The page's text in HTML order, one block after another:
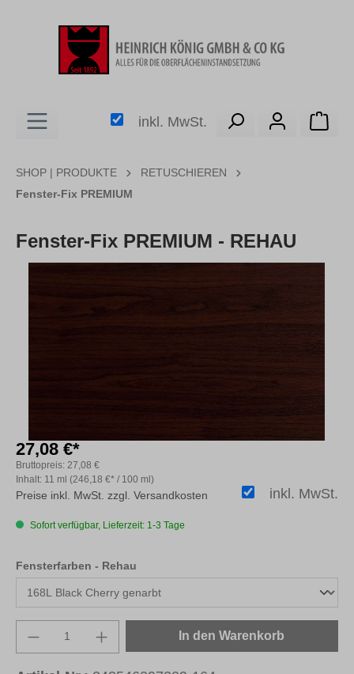
inkl. MwSt.
SHOP | PRODUKTE
RETUSCHIEREN
Fenster-Fix PREMIUM
Fenster-Fix PREMIUM - REHAU
27,08 €*
Inhalt: 11 ml (246,18 €* / 100 ml)
Bruttopreis: 27,08 €
inkl. MwSt.
Preise inkl. MwSt. zzgl. Versandkosten
Sofort verfügbar, Lieferzeit: 1-3 Tage
Fensterfarben - Rehau
Produkt Anzahl: Gib den gewünschten
In den Warenkorb